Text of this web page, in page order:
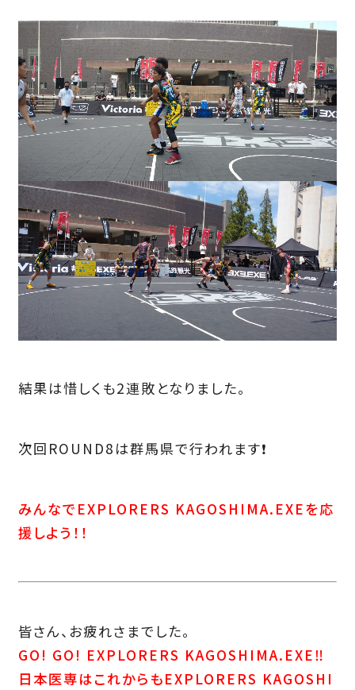
結果は惜しくも2連敗となりました。
次回ROUND8は群馬県で行われます❗️
みんなでEXPLORERS KAGOSHIMA.EXEを応
援しよう！！
皆さん、お疲れさまでした。
GO! GO! EXPLORERS KAGOSHIMA.EXE‼
日本医専はこれからもEXPLORERS KAGOSHI